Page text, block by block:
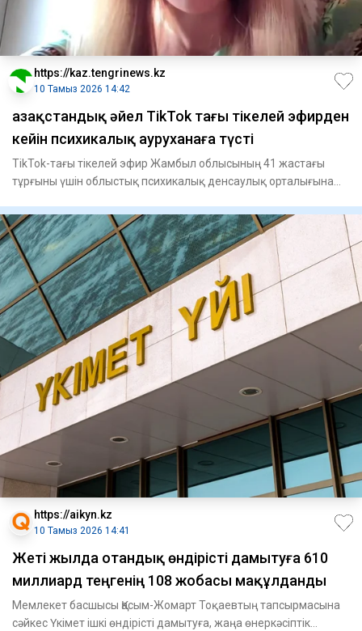
https://kaz.tengrinews.kz
10 Тамыз 2026 14:42
Қазақстандық әйел TikTok тағы тікелей эфирден
кейін психикалық ауруханаға түсті
TikTok-тағы тікелей эфир Жамбыл облысының 41 жастағы
тұрғыны үшін облыстық психикалық денсаулық орталығына
https://aikyn.kz
10 Тамыз 2026 14:41
Жеті жылда отандық өндірісті дамытуға 610
миллиард теңгенің 108 жобасы мақұлданды
Мемлекет басшысы Қасым-Жомарт Тоқаевтың тапсырмасына
сәйкес Үкімет ішкі өндірісті дамытуға, жаңа өнеркәсіптік